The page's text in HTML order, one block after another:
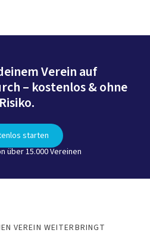
Verein auf
– kostenlos & ohne
Risiko.
starten
über 15.000 Vereinen
VEREIN WEITERBRINGT